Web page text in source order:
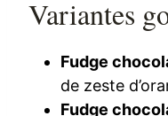
Variantes
Fudge
de zeste
Fudge